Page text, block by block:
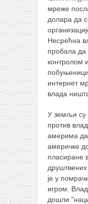
мреже
долара да
Несрећна
пробала да
контролом
интернет
влада
У земљи су
против
америма да
америчке
пласиране
је у
игром.
дошли